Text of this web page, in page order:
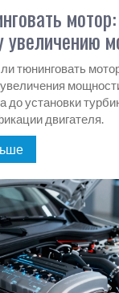
увеличению
тюнинговать
до установки
двигателя.